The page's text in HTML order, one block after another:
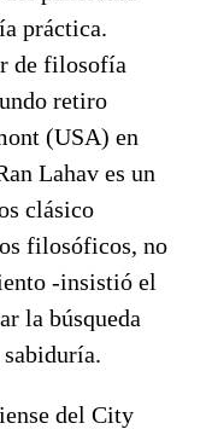
práctica.
de filosofía
retiro
(USA) en
Lahav es un
clásico
filosóficos, no
-insistió el
la búsqueda
del City